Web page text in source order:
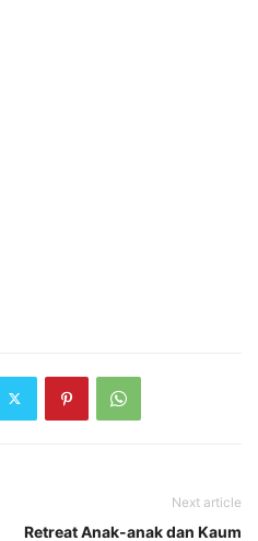
Next article
Retreat Anak-anak dan Kaum